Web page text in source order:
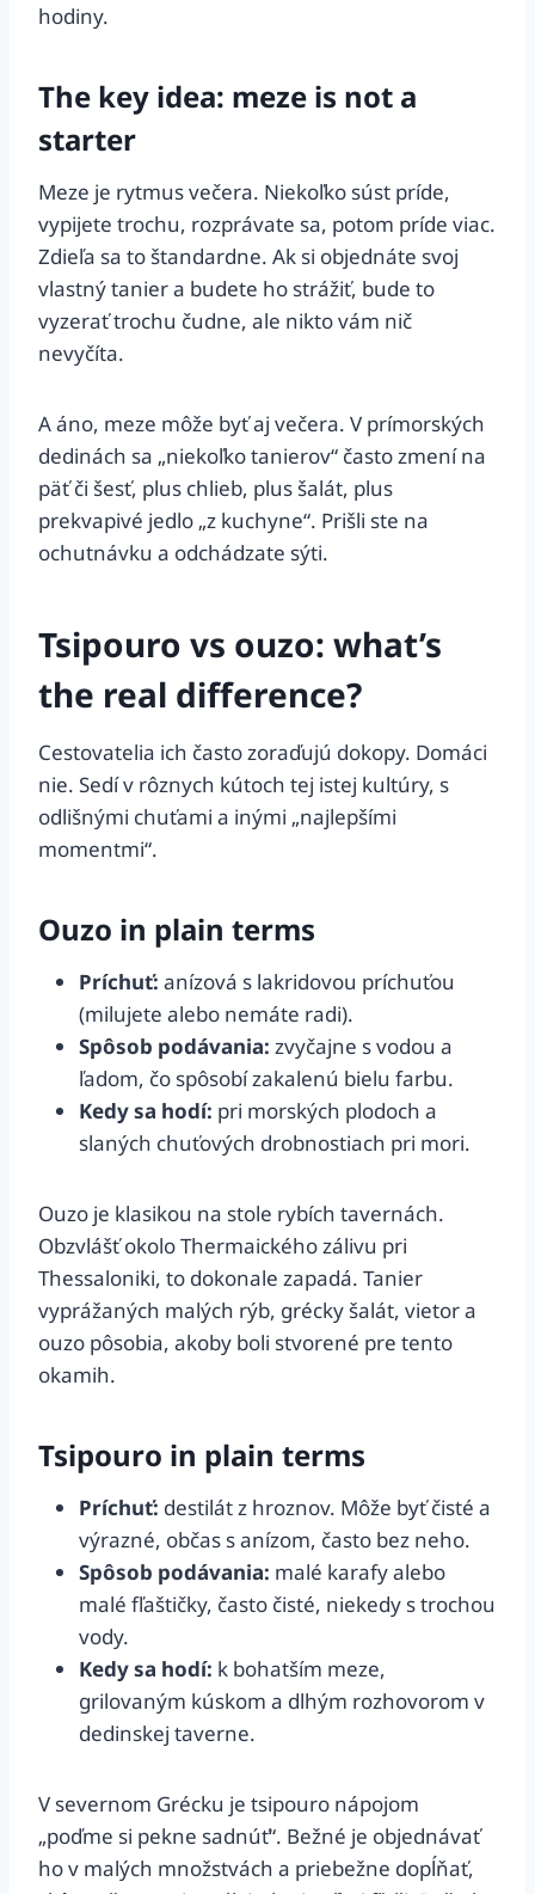
hodiny.
The key idea: meze is not a
starter
Meze je rytmus večera. Niekoľko súst príde,
vypijete trochu, rozprávate sa, potom príde viac.
Zdieľa sa to štandardne. Ak si objednáte svoj
vlastný tanier a budete ho strážiť, bude to
vyzerať trochu čudne, ale nikto vám nič
nevyčíta.
A áno, meze môže byť aj večera. V prímorských
dedinách sa „niekoľko tanierov“ často zmení na
päť či šesť, plus chlieb, plus šalát, plus
prekvapivé jedlo „z kuchyne“. Prišli ste na
ochutnávku a odchádzate sýti.
Tsipouro vs ouzo: what’s
the real difference?
Cestovatelia ich často zoraďujú dokopy. Domáci
nie. Sedí v rôznych kútoch tej istej kultúry, s
odlišnými chuťami a inými „najlepšími
momentmi“.
Ouzo in plain terms
Príchuť: anízová s lakridovou príchuťou
(milujete alebo nemáte radi).
Spôsob podávania: zvyčajne s vodou a
ľadom, čo spôsobí zakalenú bielu farbu.
Kedy sa hodí: pri morských plodoch a
slaných chuťových drobnostiach pri mori.
Ouzo je klasikou na stole rybích tavernách.
Obzvlášť okolo Thermaického zálivu pri
Thessaloniki, to dokonale zapadá. Tanier
vyprážaných malých rýb, grécky šalát, vietor a
ouzo pôsobia, akoby boli stvorené pre tento
okamih.
Tsipouro in plain terms
Príchuť: destilát z hroznov. Môže byť čisté a
výrazné, občas s anízom, často bez neho.
Spôsob podávania: malé karafy alebo
malé fľaštičky, často čisté, niekedy s trochou
vody.
Kedy sa hodí: k bohatším meze,
grilovaným kúskom a dlhým rozhovorom v
dedinskej taverne.
V severnom Grécku je tsipouro nápojom
„poďme si pekne sadnúť“. Bežné je objednávať
ho v malých množstvách a priebežne dopĺňať,